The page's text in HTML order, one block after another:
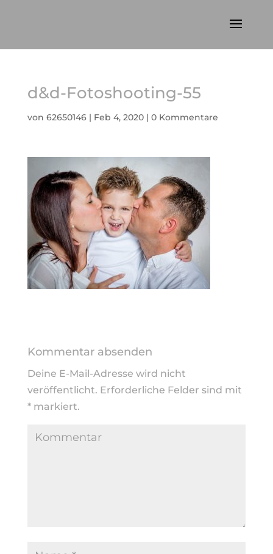
d&d-Fotoshooting-55
von 62650146| Feb 4, 2020| 0 Kommentare
Kommentar absenden
Deine E-Mail-Adresse wird nicht
veröffentlicht. Erforderliche Felder sind mit
*markiert.